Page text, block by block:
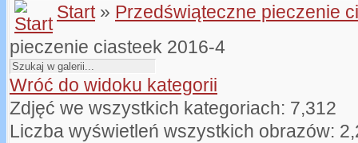
Start» Przedświąteczne pieczenie
pieczenie ciasteek 2016-4
Wróć do widoku kategorii
Zdjęć we wszystkich kategoriach: 7,312
Liczba wyświetleń wszystkich obrazów: